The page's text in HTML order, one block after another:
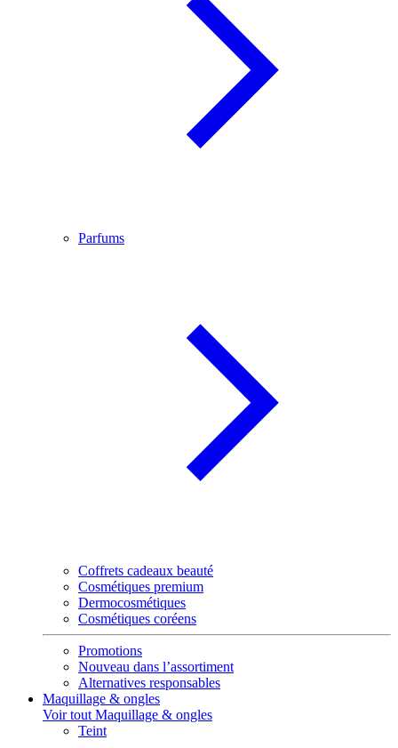
Parfums
Coffrets cadeaux beauté
Cosmétiques premium
Dermocosmétiques
Cosmétiques coréens
Promotions
Nouveau dans l’assortiment
Alternatives responsables
Maquillage & ongles
Voir tout Maquillage & ongles
Teint